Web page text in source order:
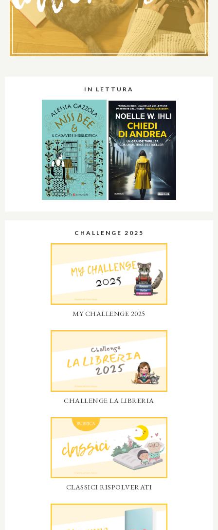
IN LETTURA
CHALLENGE 2025
MY CHALLENGE 2025
CHALLENGE LA LIBRERIA
CLASSICI RISPOLVERATI